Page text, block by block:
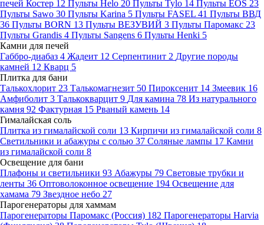
печей Костер 12 Пульты Helo 20 Пульты Tylo 14 Пульты EOS 23
Пульты Sawo 30 Пульты Karina 5 Пульты FASEL 41 Пульты ВВД
36 Пульты BORN 13 Пульты ВЕЗУВИЙ 3 Пульты Паромакс 23
Пульты Grandis 4 Пульты Sangens 6 Пульты Henki 5
Камни для печей
Габбро-диабаз 4 Жадеит 12 Серпентинит 2 Другие породы
камней 12 Кварц 5
Плитка для бани
Талькохлорит 23 Талькомагнезит 50 Пироксенит 14 Змеевик 16
Амфиболит 3 Талькокварцит 9 Для камина 78 Из натурального
камня 92 Фактурная 15 Рваный камень 14
Гималайская соль
Плитка из гималайской соли 13 Кирпичи из гималайской соли 8
Светильники и абажуры с солью 37 Соляные лампы 17 Камни
из гималайской соли 8
Освещение для бани
Плафоны и светильники 93 Абажуры 79 Световые трубки и
ленты 36 Оптоволоконное освещение 194 Освещение для
хамама 79 Звездное небо 27
Парогенераторы для хаммам
Парогенераторы Паромакс (Россия) 182 Парогенераторы Harvia